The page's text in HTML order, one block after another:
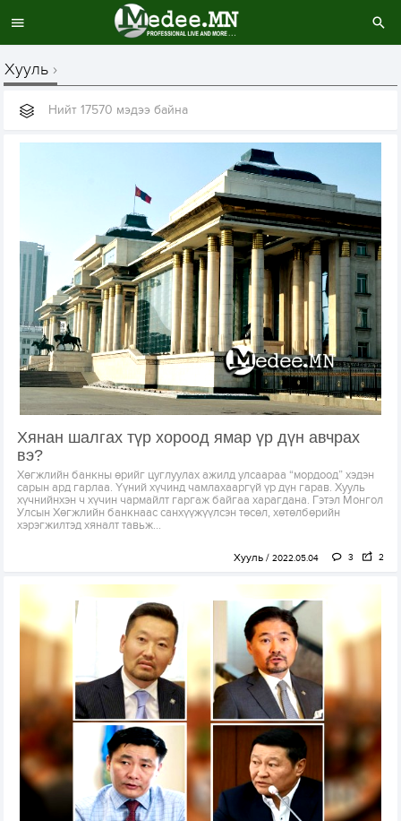
Хууль
Нийт 17570 мэдээ байна
Хянан шалгах түр хороод ямар үр дүн авчрах
вэ?
Хөгжлийн банкны өрийг цуглуулах ажилд улсаараа “мордоод” хэдэн
сарын ард гарлаа. Үүний хүчинд чамлахааргүй үр дүн гарав. Хууль
хүчнийнхэн ч хүчин чармайлт гаргаж байгаа харагдана. Гэтэл Монгол
Улсын Хөгжлийн банкнаас санхүүжүүлсэн төсөл, хөтөлбөрийн
хэрэгжилтэд хяналт тавьж...
Хууль 2022.05.04 3 2